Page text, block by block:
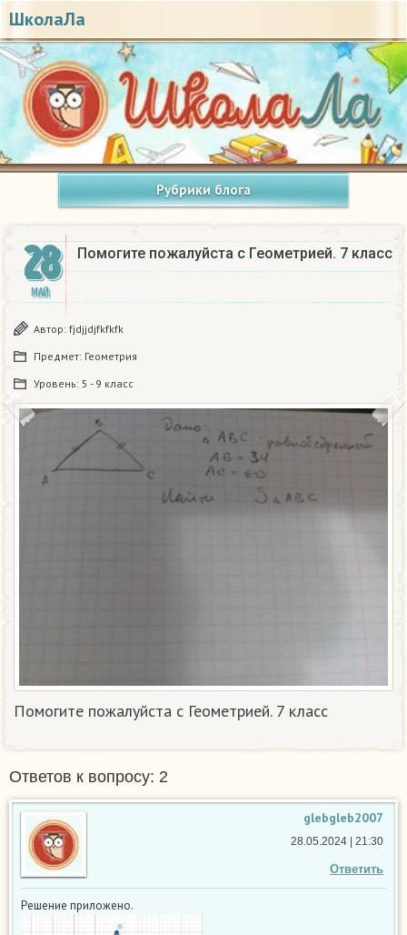
ШколаЛа
Рубрики блога
28
МАЙ
Помогите пожалуйста с Геометрией. 7 класс
Автор: fjdjjdjfkfkfk
Предмет: Геометрия
Уровень: 5 - 9 класс
Помогите пожалуйста с Геометрией. 7 класс
Ответов к вопросу: 2
glebgleb2007
Ответить
28.05.2024 | 21:30
Решение приложено.